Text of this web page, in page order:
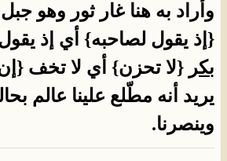
وأراد به هنا غار ثور وهو
{إذ يقول لصاحبه} أي إذ
بكر {لا تحزن} أي لا تخف {
يريد أنه مطّلع علينا عالم
وينصرنا.